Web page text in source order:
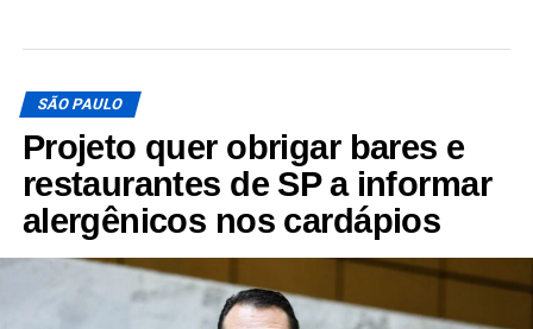
SÃO PAULO
Projeto quer obrigar bares e
restaurantes de SP a informar
alergênicos nos cardápios